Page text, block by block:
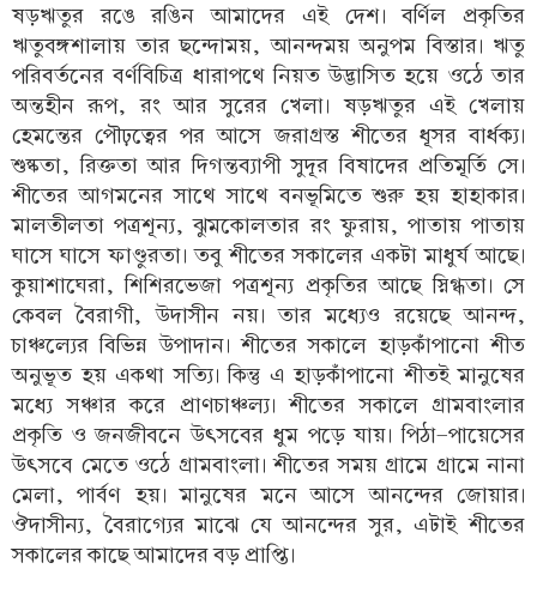
ষড়ঋতুর রঙে রঙিন আমাদের এই দেশ। বর্ণিল প্রকৃতির
ঋতুবঙ্গশালায় তার ছন্দোময়, আনন্দময় অনুপম বিস্তার। ঋতু
পরিবর্তনের বর্ণবিচিত্র ধারাপথে নিয়ত উদ্ভাসিত হয়ে ওঠে তার
অন্তহীন রূপ, রং আর সুরের খেলা। ষড়ঋতুর এই খেলায়
হেমন্তের পৌঢ়ত্বের পর আসে জরাগ্রস্ত শীতের ধূসর বার্ধক্য।
শুষ্কতা, রিক্ততা আর দিগন্তব্যাপী সুদূর বিষাদের প্রতিমূর্তি সে।
শীতের আগমনের সাথে সাথে বনভূমিতে শুরু হয় হাহাকার।
মালতীলতা পত্রশূন্য, ঝুমকোলতার রং ফুরায়, পাতায় পাতায়
ঘাসে ঘাসে ফাণ্ডুরতা। তবু শীতের সকালের একটা মাধুর্য আছে।
কুয়াশাঘেরা, শিশিরভেজা পত্রশূন্য প্রকৃতির আছে স্নিগ্ধতা। সে
কেবল বৈরাগী, উদাসীন নয়। তার মধ্যেও রয়েছে আনন্দ,
চাঞ্চল্যের বিভিন্ন উপাদান। শীতের সকালে হাড়কাঁপানো শীত
অনুভূত হয় একথা সত্যি। কিন্তু এ হাড়কাঁপানো শীতই মানুষের
মধ্যে সঞ্চার করে প্রাণচাঞ্চল্য। শীতের সকালে গ্রামবাংলার
প্রকৃতি ও জনজীবনে উৎসবের ধুম পড়ে যায়। পিঠা-পায়েসের
উৎসবে মেতে ওঠে গ্রামবাংলা। শীতের সময় গ্রামে গ্রামে নানা
মেলা, পার্বণ হয়। মানুষের মনে আসে আনন্দের জোয়ার।
ঔদাসীন্য, বৈরাগ্যের মাঝে যে আনন্দের সুর, এটাই শীতের
সকালের কাছে আমাদের বড় প্রাপ্তি।